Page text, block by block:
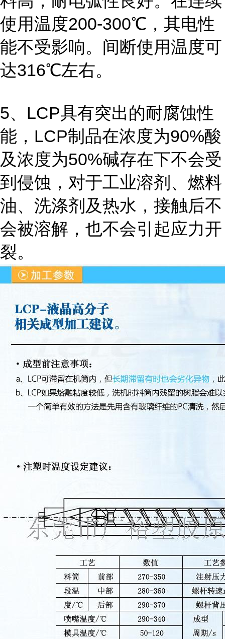
使用温度200-300℃，其电性
能不受影响。间断使用温度可
达316℃左右。
5、LCP具有突出的耐腐蚀性
能，LCP制品在浓度为90%酸
及浓度为50%碱存在下不会受
到侵蚀，对于工业溶剂、燃料
油、洗涤剂及热水，接触后不
会被溶解，也不会引起应力开
裂。